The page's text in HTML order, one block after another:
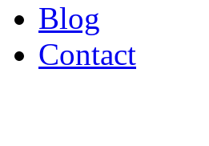
Blog
Contact